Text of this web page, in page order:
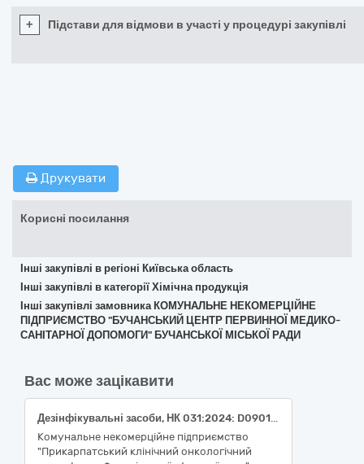
+ Підстави для відмови в участі у процедурі закупівлі
Друкувати
Корисні посилання
Інші закупівлі в регіоні Київська область
Інші закупівлі в категорії Хімічна продукція
Інші закупівлі замовника КОМУНАЛЬНЕ НЕКОМЕРЦІЙНЕ
ПІДПРИЄМСТВО "БУЧАНСЬКИЙ ЦЕНТР ПЕРВИННОЇ МЕДИКО-
САНІТАРНОЇ ДОПОМОГИ" БУЧАНСЬКОЇ МІСЬКОЇ РАДИ
Вас може зацікавити
Дезінфікувальні засоби, НК 031:2024: D0901 СОЛІ АМОНІЮ ДЛЯ ДЕЗІНФЕКЦІЇ МЕДИЧНИХ ВИРОБІВ/ НК 024:2023: 47631 Засіб дезінфікуючий для медичних виробів; НК 031:2024: D0702 ІЗОПРОПІЛОВИЙ СПИРТ ДЛЯ ДЕЗІНФЕКЦІЇ МЕДИЧНИХ ВИРОБІВ/ НК 024:2023: 41550 Дезінфікуючі засоби для рук; НК 031:2024: D99 Дезінфекційні засоби, Антисептики, засоби для Стерилізації і очищення Медичних виробів – інше/ НК 023:2024: 41550 Дезінфікувальні засоби для рук; НК 031:2024: D0599 Виробники кисню для дезінфекції медичних виробів – інше/ НК 023:2024: 58077 Серветка для дезінфекції медичного виробу
Комунальне некомерційне підприємство
"Прикарпатський клінічний онкологічний